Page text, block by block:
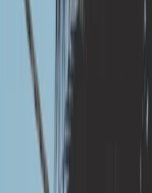
des
d’évacuation
en
toiture, en
éloigner des
la maison